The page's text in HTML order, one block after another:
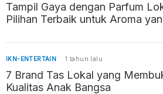
Tampil Gaya dengan Parfum
Pilihan Terbaik untuk Aroma
IKN-ENTERTAIN 1 tahun lalu
7 Brand Tas Lokal yang
Kualitas Anak Bangsa